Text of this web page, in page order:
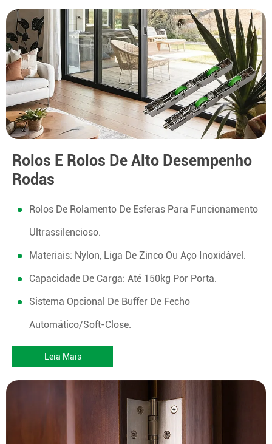
Rolos E Rolos De Alto Desempenho
Rodas
Rolos De Rolamento De Esferas Para Funcionamento
Ultrassilencioso.
Materiais: Nylon, Liga De Zinco Ou Aço Inoxidável.
Capacidade De Carga: Até 150kg Por Porta.
Sistema Opcional De Buffer De Fecho
Automático/soft-Close.
Leia Mais